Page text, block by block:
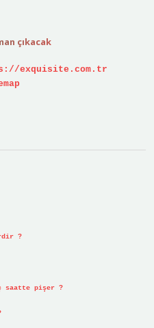
çıkacak
exquisite.com.tr
?
saatte pişer ?